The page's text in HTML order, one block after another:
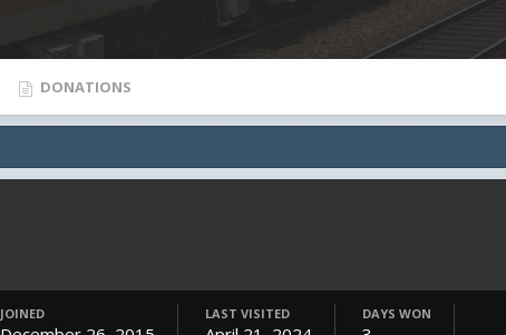
DONATIONS
JOINED LAST VISITED DAYS WON